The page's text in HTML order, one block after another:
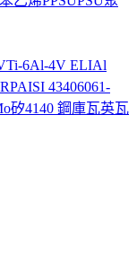
Ti-6Al-4V ELIAl
AISI 43406061-
矽4140 鋼庫瓦英瓦